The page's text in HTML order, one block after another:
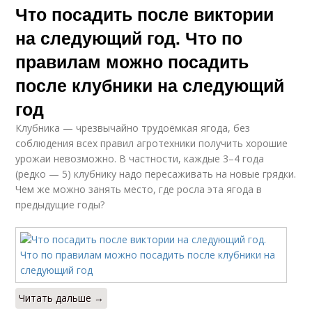
Что посадить после виктории
на следующий год. Что по
правилам можно посадить
после клубники на следующий
год
Клубника — чрезвычайно трудоёмкая ягода, без
соблюдения всех правил агротехники получить хорошие
урожаи невозможно. В частности, каждые 3–4 года
(редко — 5) клубнику надо пересаживать на новые грядки.
Чем же можно занять место, где росла эта ягода в
предыдущие годы?
Читать дальше →